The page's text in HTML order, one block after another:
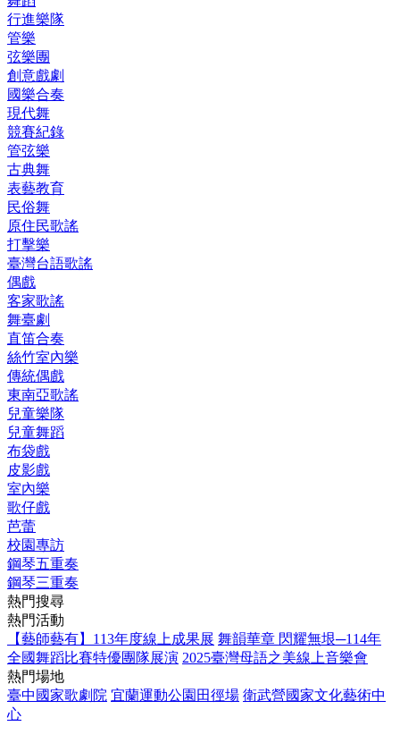
行進樂隊
管樂
弦樂團
創意戲劇
國樂合奏
現代舞
競賽紀錄
管弦樂
古典舞
表藝教育
民俗舞
原住民歌謠
打擊樂
臺灣台語歌謠
偶戲
客家歌謠
舞臺劇
直笛合奏
絲竹室內樂
傳統偶戲
東南亞歌謠
兒童樂隊
兒童舞蹈
布袋戲
皮影戲
室內樂
歌仔戲
芭蕾
校園專訪
鋼琴五重奏
鋼琴三重奏
熱門搜尋
熱門活動
【藝師藝有】113年度線上成果展 舞韻華章 閃耀無垠─114年
全國舞蹈比賽特優團隊展演 2025臺灣母語之美線上音樂會
熱門場地
臺中國家歌劇院 宜蘭運動公園田徑場 衛武營國家文化藝術中
心